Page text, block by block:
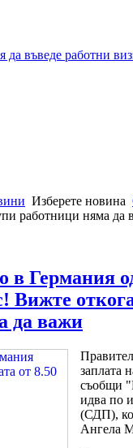
да въведе работни
Изберете новина
работници няма да
в Германия
Вижте
да важи
заплата
съобщи
идва по
(СДП),
Ангела